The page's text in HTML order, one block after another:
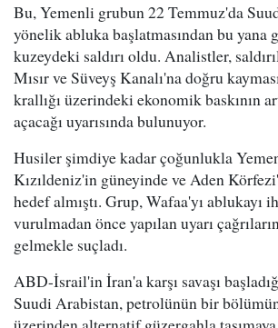
Bu, Yemenli grubun 22 Temmuz'da
yönelik abluka başlatmasından bu yana
kuzeydeki saldırı oldu. Analistler,
Mısır ve Süveyş Kanalı'na doğru
krallığı üzerindeki ekonomik baskının
açacağı uyarısında bulunuyor.
Husiler şimdiye kadar çoğunlukla
Kızıldeniz'in güneyinde ve Aden
hedef almıştı. Grup, Wafaa'yı ablukayı
vurulmadan önce yapılan uyarı
gelmekle suçladı.
ABD-İsrail'in İran'a karşı savaşı
Suudi Arabistan, petrolünün bir